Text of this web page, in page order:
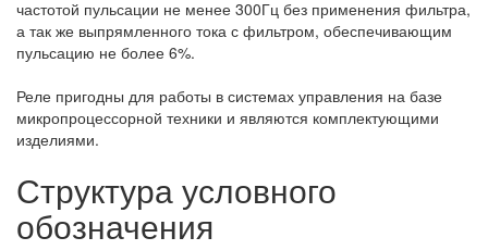
частотой пульсации не менее 300Гц без применения фильтра,
а так же выпрямленного тока с фильтром, обеспечивающим
пульсацию не более 6%.
Реле пригодны для работы в системах управления на базе
микропроцессорной техники и являются комплектующими
изделиями.
Структура условного
обозначения